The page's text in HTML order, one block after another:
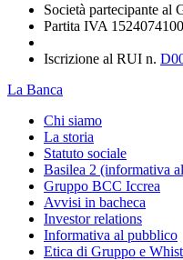
Società partecipante al
Partita IVA
Iscrizione al RUI n.
La Banca
Chi siamo
La storia
Statuto sociale
Basilea 2 (informativa
Gruppo BCC Iccrea
Avvisi in bacheca
Investor relations
Informativa al pubblico
Etica di Gruppo e